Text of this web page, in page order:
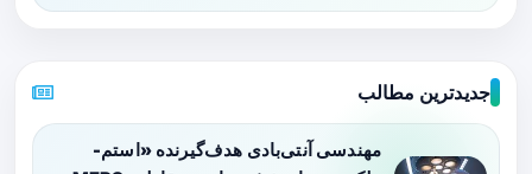
جدیدترین مطالب
مهندسی آنتی‌بادی هدف‌گیرنده «استم-